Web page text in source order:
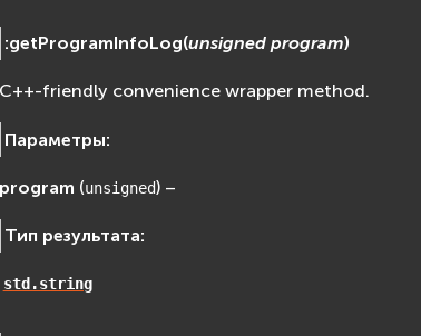
:getProgramInfoLog(unsigned program)
C++-friendly convenience wrapper method.
Параметры:
program (unsigned) –
Тип результата:
std.string